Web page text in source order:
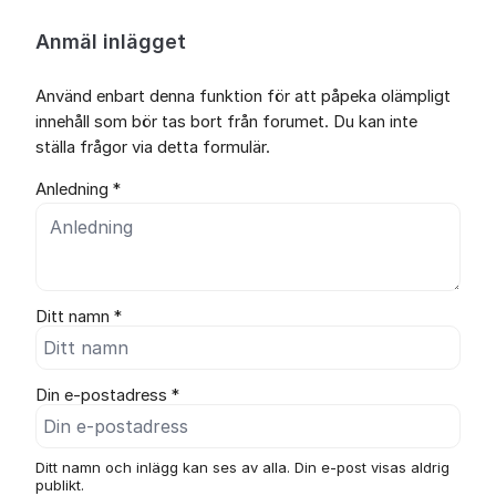
Anmäl inlägget
Använd enbart denna funktion för att påpeka olämpligt
innehåll som bör tas bort från forumet. Du kan inte
ställa frågor via detta formulär.
Anledning *
Ditt namn *
Din e-postadress *
Ditt namn och inlägg kan ses av alla. Din e-post visas aldrig
publikt.